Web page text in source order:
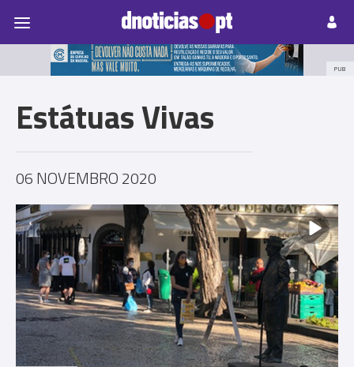
Prazeres Paisagens
PUB
Estátuas Vivas
06 NOVEMBRO 2020